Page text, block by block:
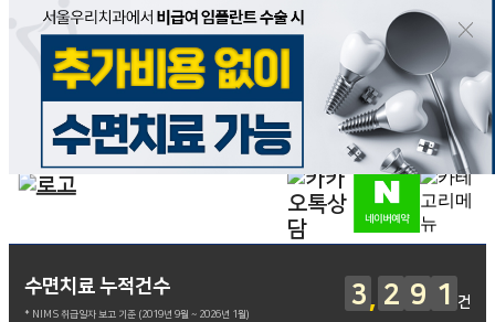
수면치료 누적건수
* NIMS 취급일자 보고 기준 (2019년 9월 ~ 2026년 1월)
3 2 9 1 건